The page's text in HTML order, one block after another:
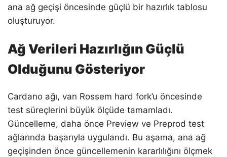
ana ağ geçişi öncesinde güçlü bir hazırlık tablosu
oluşturuyor.
Ağ Verileri Hazırlığın Güçlü
Olduğunu Gösteriyor
Cardano ağı, van Rossem hard fork’u öncesinde
test süreçlerini büyük ölçüde tamamladı.
Güncelleme, daha önce Preview ve Preprod test
ağlarında başarıyla uygulandı. Bu aşama, ana ağ
geçişinden önce güncellemenin kararlılığını ölçmek